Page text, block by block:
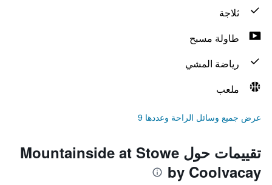
ثلاجة
طاولة مسبح
رياضة المشي
ملعب
عرض جميع وسائل الراحة وعددها 9
تقييمات حول Mountainside at Stowe
by Coolvacay